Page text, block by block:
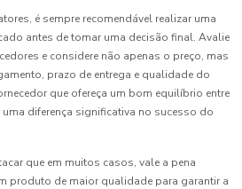
é sempre recomendável realizar uma
antes de tomar uma decisão final. Avalie
e considere não apenas o preço, mas
prazo de entrega e qualidade do
que ofereça um bom equilíbrio entre
diferença significativa no sucesso do
que em muitos casos, vale a pena
produto de maior qualidade para garantir a